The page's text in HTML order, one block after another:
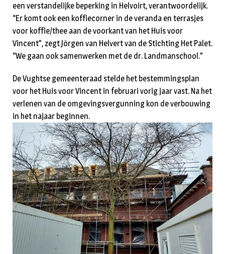
een verstandelijke beperking in Helvoirt, verantwoordelijk.
“Er komt ook een koffiecorner in de veranda en terrasjes
voor koffie/thee aan de voorkant van het Huis voor
Vincent”, zegt Jörgen van Helvert van de Stichting Het Palet.
“We gaan ook samenwerken met de dr. Landmanschool.”
De Vughtse gemeenteraad stelde het bestemmingsplan
voor het Huis voor Vincent in februari vorig jaar vast. Na het
verlenen van de omgevingsvergunning kon de verbouwing
in het najaar beginnen.